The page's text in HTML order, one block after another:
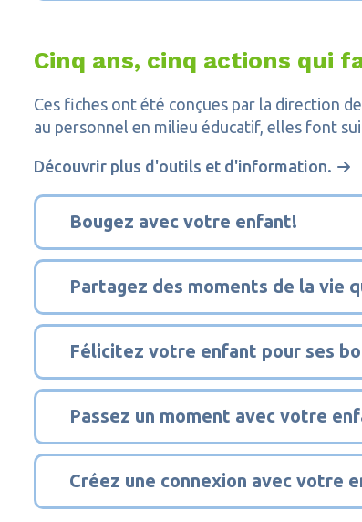
Cinq ans, cinq actions qui
Ces fiches ont été conçues par la direction
au personnel en milieu éducatif, elles font
Découvrir plus d'outils et d'information.
1
Bougez avec votre enfant!
2
Partagez des moments de la vie
3
Félicitez votre enfant pour ses
4
Passez un moment avec votre
5
Créez une connexion avec votre